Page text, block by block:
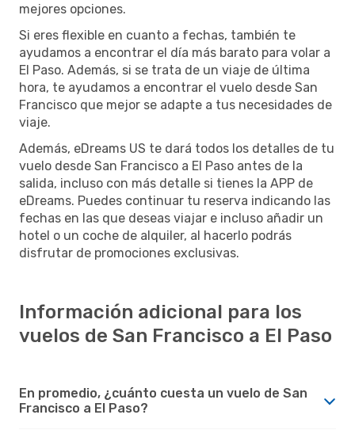
mejores opciones.
Si eres flexible en cuanto a fechas, también te
ayudamos a encontrar el día más barato para volar a
El Paso. Además, si se trata de un viaje de última
hora, te ayudamos a encontrar el vuelo desde San
Francisco que mejor se adapte a tus necesidades de
viaje.
Además, eDreams US te dará todos los detalles de tu
vuelo desde San Francisco a El Paso antes de la
salida, incluso con más detalle si tienes la APP de
eDreams. Puedes continuar tu reserva indicando las
fechas en las que deseas viajar e incluso añadir un
hotel o un coche de alquiler, al hacerlo podrás
disfrutar de promociones exclusivas.
Información adicional para los
vuelos de San Francisco a El Paso
En promedio, ¿cuánto cuesta un vuelo de San
Francisco a El Paso?